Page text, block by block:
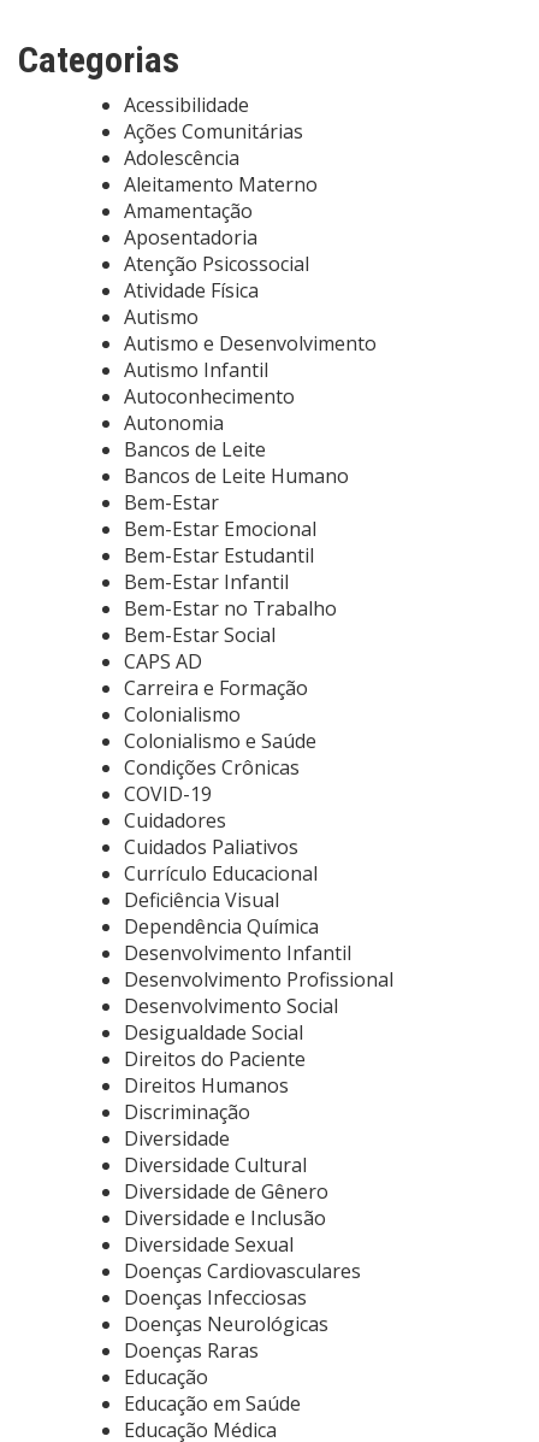
Categorias
Acessibilidade
Ações Comunitárias
Adolescência
Aleitamento Materno
Amamentação
Aposentadoria
Atenção Psicossocial
Atividade Física
Autismo
Autismo e Desenvolvimento
Autismo Infantil
Autoconhecimento
Autonomia
Bancos de Leite
Bancos de Leite Humano
Bem-Estar
Bem-Estar Emocional
Bem-Estar Estudantil
Bem-Estar Infantil
Bem-Estar no Trabalho
Bem-Estar Social
CAPS AD
Carreira e Formação
Colonialismo
Colonialismo e Saúde
Condições Crônicas
COVID-19
Cuidadores
Cuidados Paliativos
Currículo Educacional
Deficiência Visual
Dependência Química
Desenvolvimento Infantil
Desenvolvimento Profissional
Desenvolvimento Social
Desigualdade Social
Direitos do Paciente
Direitos Humanos
Discriminação
Diversidade
Diversidade Cultural
Diversidade de Gênero
Diversidade e Inclusão
Diversidade Sexual
Doenças Cardiovasculares
Doenças Infecciosas
Doenças Neurológicas
Doenças Raras
Educação
Educação em Saúde
Educação Médica